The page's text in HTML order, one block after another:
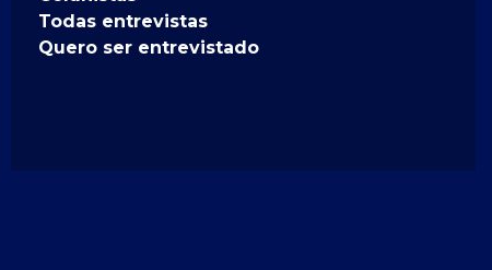
Todas entrevistas
Quero ser entrevistado